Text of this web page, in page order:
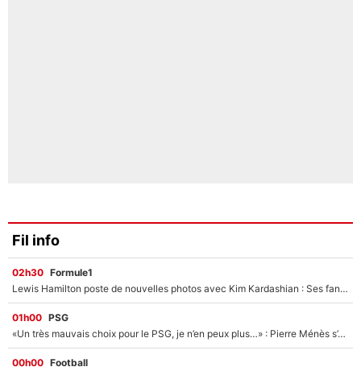
Fil info
02h30 Formule1
Lewis Hamilton poste de nouvelles photos avec Kim Kardashian : Ses fans le voient déjà redevenir champion du monde de F1 grâce à elle !
01h00 PSG
«Un très mauvais choix pour le PSG, je n’en peux plus…» : Pierre Ménès s’est complètement trompé avec Luis Enrique et ces déclarations le prouvent !
00h00 Football